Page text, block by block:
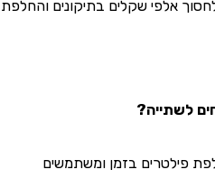
ולחסוך אלפי שקלים בתיקונים והחלפת
בזמן ומשתמשים